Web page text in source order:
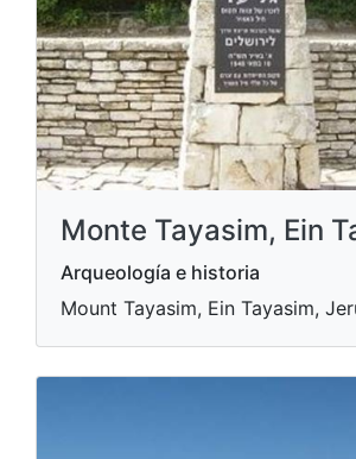
Monte Tayasim, Ein
Arqueología e historia
Mount Tayasim, Ein Tayasim,